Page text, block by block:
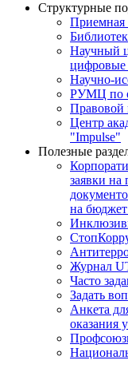
Структурные
Приемная
Научный
цифровые
Научно-
РУМЦ по
Правовой
Центр
"Impulse"
Полезные
заявки на
на
Журнал
Часто
Задать
Анкета
оказания